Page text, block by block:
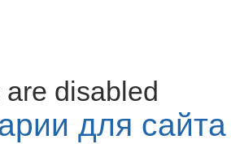
disabled
для